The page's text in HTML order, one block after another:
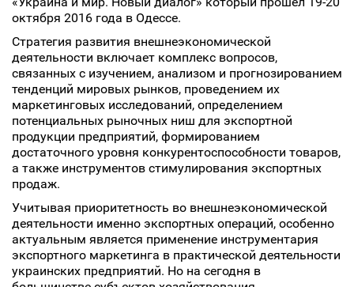
октября 2016 года в Одессе.
Стратегия развития внешнеэкономической
деятельности включает комплекс вопросов,
связанных с изучением, анализом и прогнозированием
тенденций мировых рынков, проведением их
маркетинговых исследований, определением
потенциальных рыночных ниш для экспортной
продукции предприятий, формированием
достаточного уровня конкурентоспособности товаров,
а также инструментов стимулирования экспортных
продаж.
Учитывая приоритетность во внешнеэкономической
деятельности именно экспортных операций, особенно
актуальным является применение инструментария
экспортного маркетинга в практической деятельности
украинских предприятий. Но на сегодня в